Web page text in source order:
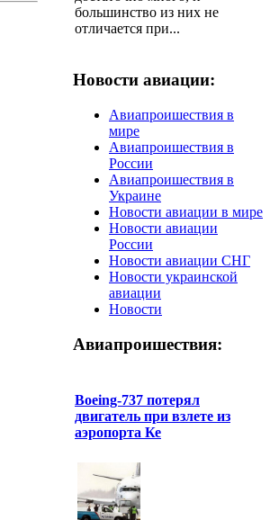
большинство из них не
отличается при...
Новости авиации:
Авиапроишествия в
мире
Авиапроишествия в
России
Авиапроишествия в
Украине
Новости авиации в мире
Новости авиации
России
Новости авиации СНГ
Новости украинской
авиации
Новости
Авиапроишествия:
Boeing-737 потерял
двигатель при взлете из
аэропорта Ке